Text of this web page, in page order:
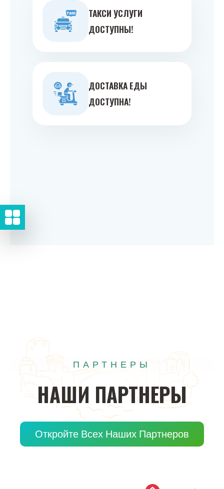
ТАКСИ УСЛУГИ
ДОСТУПНЫ!
ДОСТАВКА ЕДЫ
ДОСТУПНА!
ПАРТНЕРЫ
НАШИ ПАРТНЕРЫ
Откройте Всех Наших Партнеров